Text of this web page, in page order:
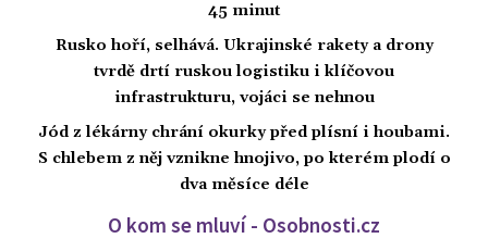
45 minut
Rusko hoří, selhává. Ukrajinské rakety a drony
tvrdě drtí ruskou logistiku i klíčovou
infrastrukturu, vojáci se nehnou
Jód z lékárny chrání okurky před plísní i houbami.
S chlebem z něj vznikne hnojivo, po kterém plodí o
dva měsíce déle
O kom se mluví - Osobnosti.cz